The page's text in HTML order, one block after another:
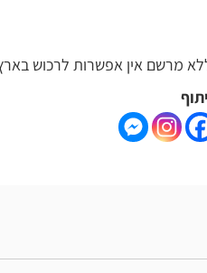
אפשרות לרכוש בארץ או בעולם.